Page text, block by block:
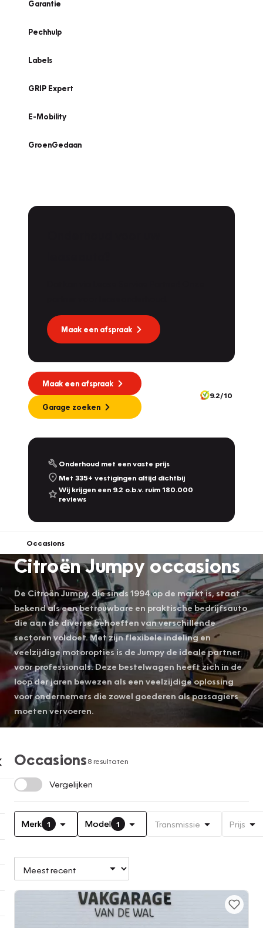
Garantie
Pechhulp
Labels
GRIP Expert
E-Mobility
GroenGedaan
Maak een afspraak
Maak een afspraak
Garage zoeken
9.2/10
Onderhoud met een vaste prijs
Met 335+ vestigingen altijd dichtbij
Wij krijgen een 9.2 o.b.v. ruim 180.000
reviews
Occasions
Citroën Jumpy occasions
De Citroën Jumpy, die sinds 1994 op de markt is, staat
bekend als een betrouwbare en praktische bedrijfsauto
die aan de diverse behoeften van verschillende
sectoren voldoet. Met zijn flexibele indeling en
veelzijdige motoropties is de Jumpy de ideale partner
voor professionals. Deze bestelwagen heeft zich in de
loop der jaren bewezen als een veelzijdige oplossing
voor ondernemers die zowel goederen als passagiers
moeten vervoeren.
Occasions8 resultaten
Vergelijken
Merk 1 Model 1 Transmissie Prijs